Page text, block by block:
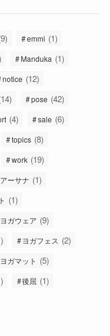
emmi (1)
Manduka (1)
notice (12)
pose (42)
(4) sale (6)
topics (8)
work (19)
アーサナ (1)
(1)
ヨガウェア (9)
ヨガフェス (2)
ヨガマット (5)
後屈 (1)